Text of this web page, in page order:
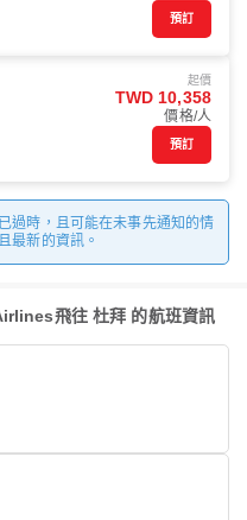
預訂
起價
TWD 10,358
價格/人
預訂
過時，且可能在未事先通知的情
最新的資訊。
飛往 杜拜 的航班資訊